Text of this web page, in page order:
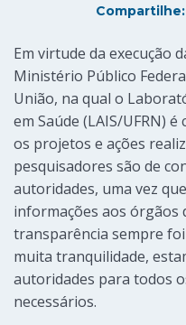
Compartilhe:
Em virtude da execução
Ministério Público
União, na qual o
em Saúde (LAIS/UFRN)
os projetos e ações
pesquisadores são de
autoridades, uma vez
informações aos órgãos
transparência sempre
muita tranquilidade,
autoridades para todos
necessários.